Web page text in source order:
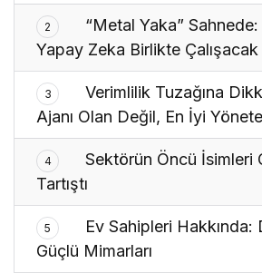
2
“Metal Yaka”
Yapay Zeka Birlikte Çalışacak
3
Verimlilik Tuzağına
Ajanı Olan Değil, En İyi
4
Sektörün Öncü İsimleri
Tartıştı
5
Ev Sahipleri Hakkında:
Güçlü Mimarları